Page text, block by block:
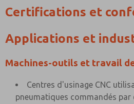
Certifications et
Applications et
Machines-outils et travail
Centres d'usinage CNC
pneumatiques commandés par